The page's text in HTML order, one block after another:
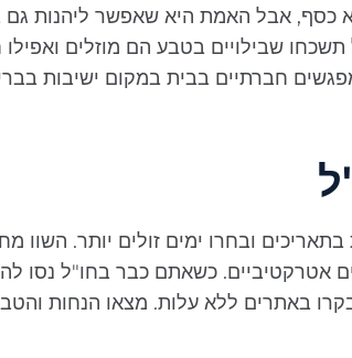
כסף, אבל האמת היא שאפשר ליהנות גם
תשכחו שבילויים בטבע הם מוזלים
חברתיים בבית במקום ישיבות
ובחרו ימים זולים יותר. השוו
אטרקטיביים. כשאתם כבר בחו"ל נסו
באתרים ללא עלות. מצאו הנחות